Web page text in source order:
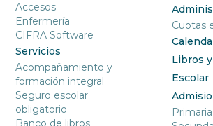
Accesos
Enfermería
CIFRA Software
Servicios
Acompañamiento y
formación integral
Seguro escolar
obligatorio
Banco de libros
Cuotas
Libros
Escolar
Primaria